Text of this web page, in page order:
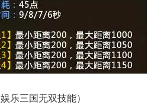
娱乐三国无双技能）